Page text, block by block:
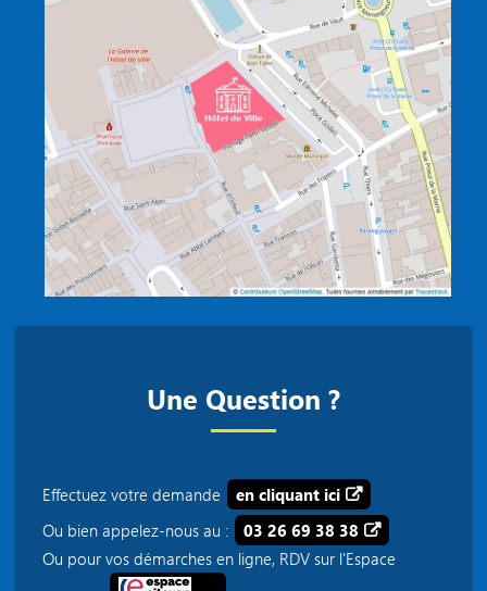
Une Question ?
Effectuez votre demande
en cliquant ici
Ou bien appelez-nous au :
03 26 69 38 38
Ou pour vos démarches en ligne, RDV sur l'Espace